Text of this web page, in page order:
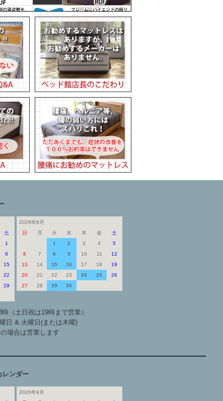
土
1
8
15
22
29
2026年9月
日
月 火 水 木 金
土
1
2 3 4
5
6
7 8 9 10 11
12
13
14 15 16 17 18
19
20
21 22 23 24 25
26
27
28 29 30
（土日祝は19時まで営業）
日 & 火曜日(または木曜)
場合は営業します
レンダー
2026年9月